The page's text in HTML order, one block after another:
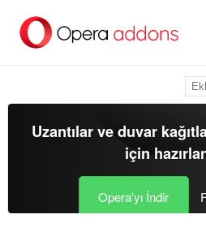
içeriğe
Uzantılar ve duvar
için
Opera'yı İndir